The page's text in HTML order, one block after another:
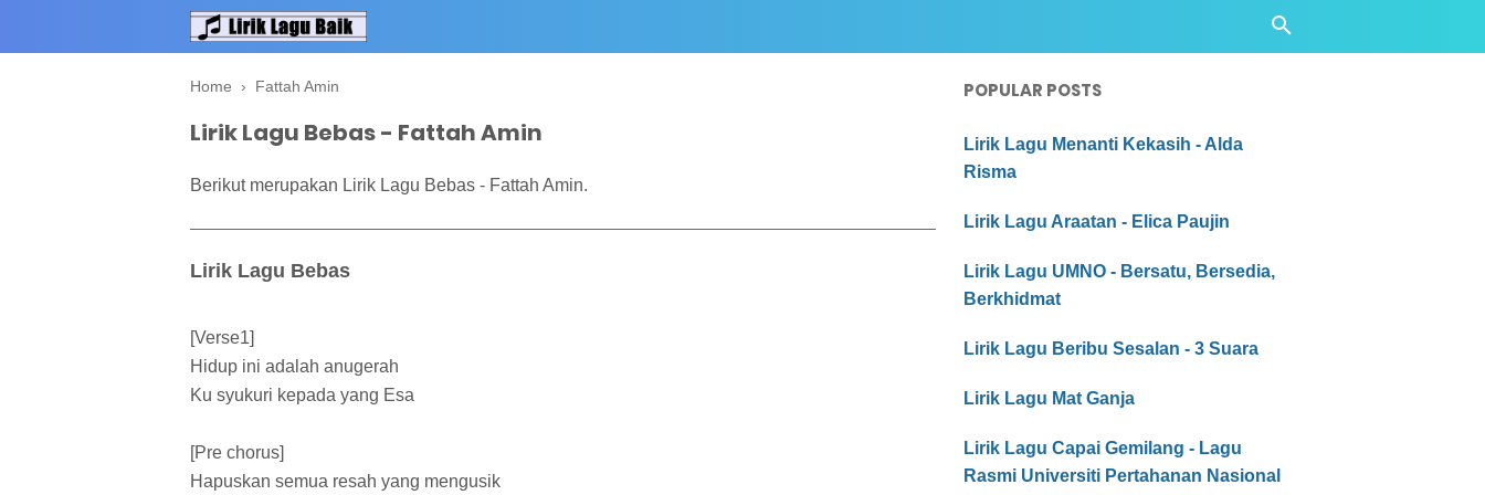
Home › Fattah Amin
Lirik Lagu Bebas - Fattah Amin
Berikut merupakan Lirik Lagu Bebas - Fattah Amin.
Lirik Lagu Bebas
[Verse1]
Hidup ini adalah anugerah
Ku syukuri kepada yang Esa
[Pre chorus]
Hapuskan semua resah yang mengusik
POPULAR POSTS
Lirik Lagu Menanti Kekasih - Alda
Risma
Lirik Lagu Araatan - Elica Paujin
Lirik Lagu UMNO - Bersatu, Bersedia,
Berkhidmat
Lirik Lagu Beribu Sesalan - 3 Suara
Lirik Lagu Mat Ganja
Lirik Lagu Capai Gemilang - Lagu
Rasmi Universiti Pertahanan Nasional